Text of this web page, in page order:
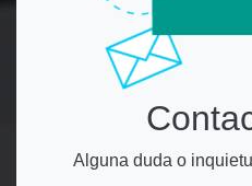
Alguna duda o